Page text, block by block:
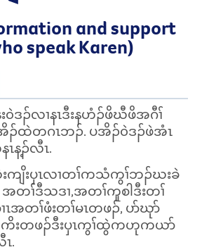
and support
speak Karen)
၀ဲဒၣ်လၢနၤဒီးနဟံၣ်ဖိဃီဖိအဂီၢ်
ထဲတဂၤဘၣ်. ပအိၣ်၀ဲဒၣ်ဖဲအံၤ
န့ၣ်လီၤ.
ကျိးပှၤလၢတၢ်ကသံကွၢ်ဘၣ်ဃးခဲ
အတၢ်ဒီသဒၢ,အတၢ်ကူစါဒီးတၢ်
အတၢ်ဖံးတၢ်မၤတဖၣ်, ပာ်ဃုာ်
းတဖၣ်ဒီးပှၤကွၢ်ထွဲကဟုကယာ်
.